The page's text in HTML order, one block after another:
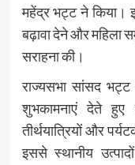
महेंद्र भट्टने किया।
बढ़ावा देने और महिला
सराहना की।
राज्यसभा सांसद
शुभकामनाएं देते हुए
तीर्थयात्रियों और
इससे स्थानीय